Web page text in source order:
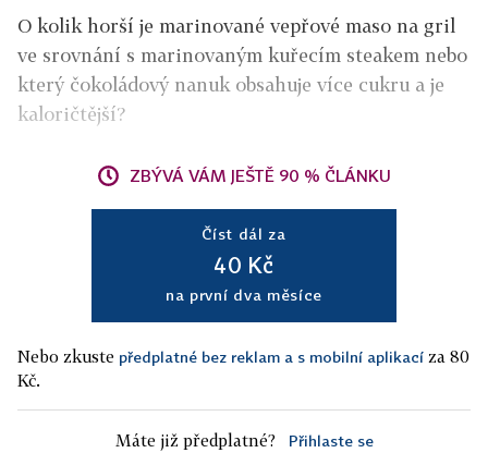
O kolik horší je marinované vepřové maso na gril
ve srovnání s marinovaným kuřecím steakem nebo
který čokoládový nanuk obsahuje více cukru a je
kaloričtější?
ZBÝVÁ VÁM JEŠTĚ 90 % ČLÁNKU
Číst dál za
40 Kč
na první dva měsíce
Nebo zkuste předplatné bez reklam a s mobilní aplikací za 80
Kč.
Máte již předplatné? Přihlaste se